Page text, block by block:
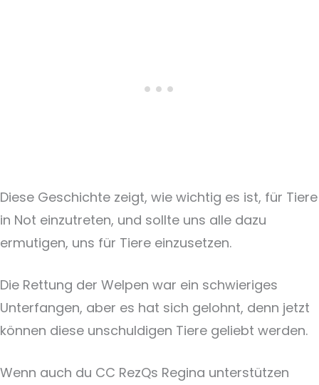
Diese Geschichte zeigt, wie wichtig es ist, für Tiere
in Not einzutreten, und sollte uns alle dazu
ermutigen, uns für Tiere einzusetzen.
Die Rettung der Welpen war ein schwieriges
Unterfangen, aber es hat sich gelohnt, denn jetzt
können diese unschuldigen Tiere geliebt werden.
Wenn auch du CC RezQs Regina unterstützen